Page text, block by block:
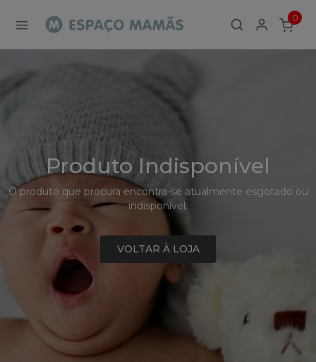
Detalhe
de
Produto
-
Produto
0
ITEMS
Produto Indisponível
O produto que procura encontra-se atualmente esgotado ou
indisponível.
VOLTAR À LOJA